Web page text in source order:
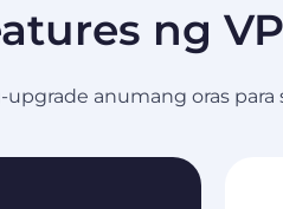
ng
anumang oras